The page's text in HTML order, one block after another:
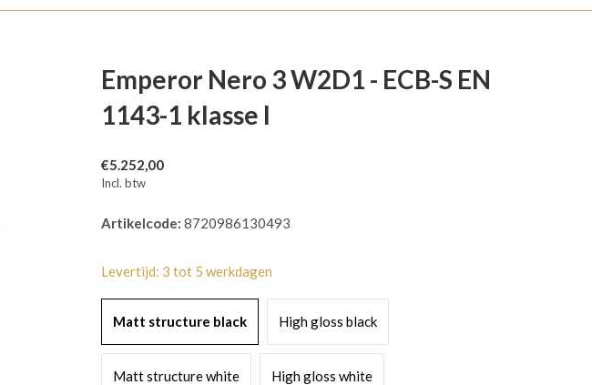
Emperor Nero 3 W2D1 - ECB-S EN
1143-1 klasse I
€5.252,00
Incl. btw
Artikelcode: 8720986130493
Levertijd: 3 tot 5 werkdagen
Matt structure black High gloss black
Matt structure white High gloss white